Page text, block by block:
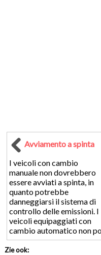
Avviamento a spinta
I veicoli con cambio
manuale non dovrebbero
essere avviati a spinta, in
quanto potrebbe
danneggiarsi il sistema di
controllo delle emissioni. I
veicoli equipaggiati con
cambio automatico non po
Zie ook: